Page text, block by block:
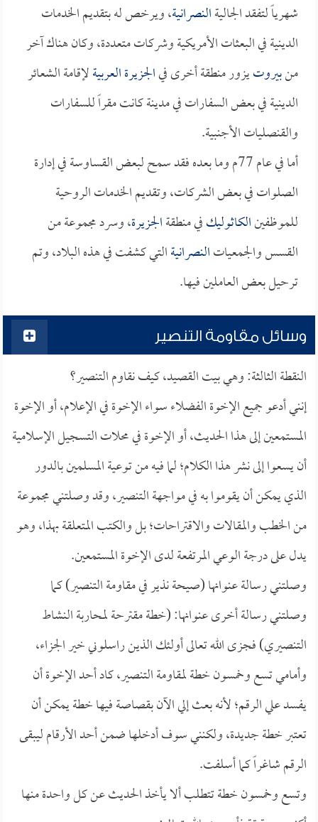
شهرياً لتفقد الجاليةالنصرانية، ويرخص له بتقديم الخدمات
الدينية في البعثات الأمريكية وشركات متعددة، وكان هناك آخر
منبيروتيزور منطقة أخرى فيالجزيرة العربيةلإقامة الشعائر
الدينية في بعض السفارات في مدينة كانت مقراً للسفارات
والقنصليات الأجنبية.
أما في عام 77م وما بعده فقد سمح لبعض القساوسة في إدارة
الصلوات في بعض الشركات، وتقديم الخدمات الروحية
للموظفينالكاثوليكفي منطقةالجزيرة، وسرد مجموعة من
القسس والجمعياتالنصرانيةالتي كشفت في هذه البلاد، وتم
ترحيل بعض العاملين فيها.
وسائل مقاومة التنصير
النقطة الثالثة: وهي بيت القصيد، كيف نقاوم التنصير؟
إنني أدعو جميع الإخوة الفضلاء سواء الإخوة في الإعلام، أو الإخوة
المستمعين إلى هذا الحديث، أو الإخوة في محلات التسجيل الإسلامية
أن يسعوا إلى نشر هذا الكلام؛ لما فيه من توعية المسلمين بالدور
الذي يمكن أن يقوموا به في مواجهة التنصير، وقد وصلتني مجموعة
من الخطب والمقالات والاقتراحات؛ بل والكتب المتعلقة بهذا، وهو
يدل على درجة الوعي المرتفعة لدى الإخوة المستمعين.
وصلتني رسالة عنوانها (صيحة نذير في مقاومة التنصير) كما
وصلتني رسالة أخرى عنوانها: (خطة مقترحة لمحاربة النشاط
التنصيري) فجزى الله تعالى أولئك الذين راسلوني خير الجزاء،
وأمامي تسع وخمسون خطة لمقاومة التنصير، كاد أحد الإخوة أن
يفسد علي الرقم؛ لأنه بعث إلي الآن بقصاصة فيها خطة يمكن أن
تعتبر خطة جديدة، ولكنني سوف أدخلها ضمن أحد الأرقام ليبقى
الرقم شاغراً كما أسلفت.
وتسع وخمسون خطة تتطلب ألا يأخذ الحديث عن كل واحدة منها